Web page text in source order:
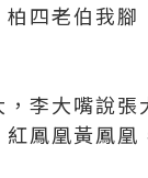
四老伯我腳
李大嘴說張
鳳凰黃鳳凰